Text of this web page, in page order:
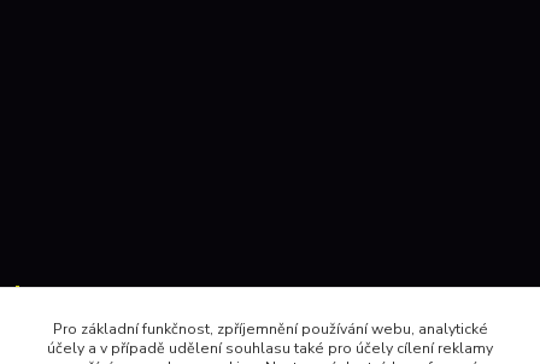
Pro základní funkčnost, zpříjemnění používání webu, analytické
účely a v případě udělení souhlasu také pro účely cílení reklamy